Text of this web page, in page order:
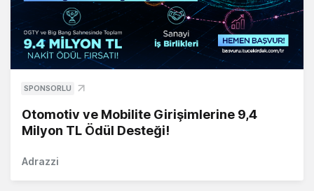
SPONSORLU
Otomotiv ve Mobilite Girişimlerine 9,4
Milyon TL Ödül Desteği!
Adrazzi